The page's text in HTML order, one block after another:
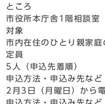
ところ
市役所本庁舎1階相談室
対象
市内在住のひとり親家庭
定員
5人（申込先着順）
申込方法・申込み先など
2月3日（月曜日）から